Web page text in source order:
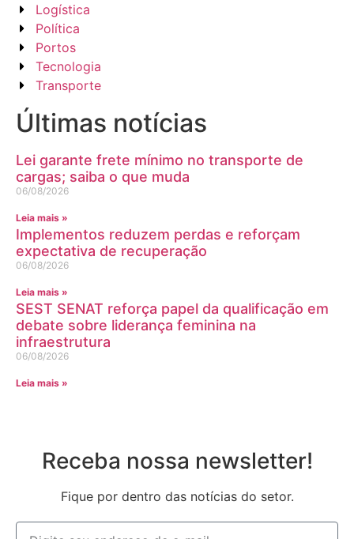
Logística
Política
Portos
Tecnologia
Transporte
Últimas notícias
Lei garante frete mínimo no transporte de
cargas; saiba o que muda
06/08/2026
Leia mais »
Implementos reduzem perdas e reforçam
expectativa de recuperação
06/08/2026
Leia mais »
SEST SENAT reforça papel da qualificação em
debate sobre liderança feminina na
infraestrutura
06/08/2026
Leia mais »
Receba nossa newsletter!
Fique por dentro das notícias do setor.